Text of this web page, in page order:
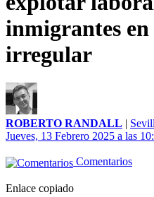
inmigrantes
irregular
ROBERTO RANDALL |
Jueves, 13 Febrero 2025 a las
Comentarios
Enlace copiado